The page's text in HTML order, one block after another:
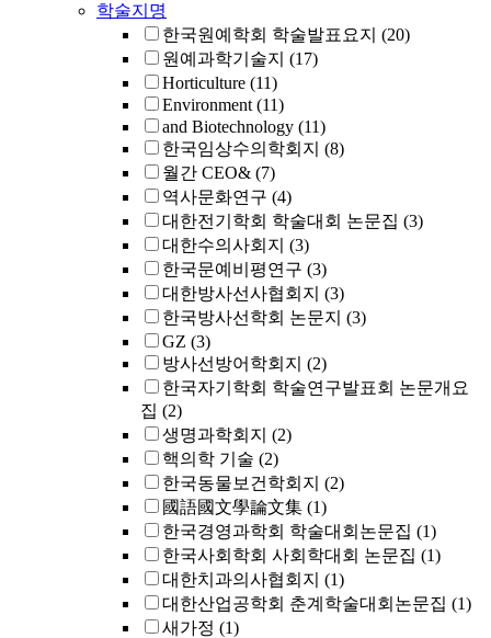
학술지명
한국원예학회 학술발표요지 (20)
원예과학기술지 (17)
Horticulture (11)
Environment (11)
and Biotechnology (11)
한국임상수의학회지 (8)
월간 CEO& (7)
역사문화연구 (4)
대한전기학회 학술대회 논문집 (3)
대한수의사회지 (3)
한국문예비평연구 (3)
대한방사선사협회지 (3)
한국방사선학회 논문지 (3)
GZ (3)
방사선방어학회지 (2)
한국자기학회 학술연구발표회 논문개요
집 (2)
생명과학회지 (2)
핵의학 기술 (2)
한국동물보건학회지 (2)
國語國文學論文集 (1)
한국경영과학회 학술대회논문집 (1)
한국사회학회 사회학대회 논문집 (1)
대한치과의사협회지 (1)
대한산업공학회 춘계학술대회논문집 (1)
새가정 (1)